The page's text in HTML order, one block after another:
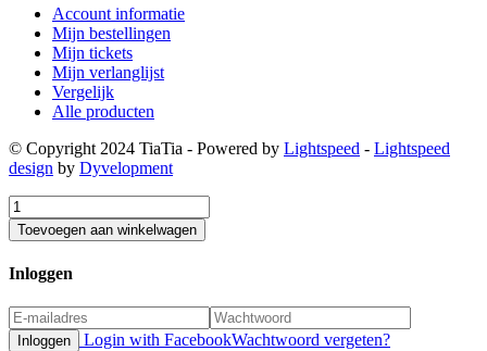
Account informatie
Mijn bestellingen
Mijn tickets
Mijn verlanglijst
Vergelijk
Alle producten
© Copyright 2024 TiaTia - Powered by Lightspeed - Lightspeed
design by Dyvelopment
Toevoegen aan winkelwagen
Inloggen
Inloggen Login with FacebookWachtwoord vergeten?